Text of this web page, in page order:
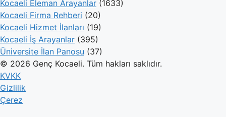
Kocaeli Eleman Arayanlar (1633)
Kocaeli Firma Rehberi (20)
Kocaeli Hizmet İlanları (19)
Kocaeli İş Arayanlar (395)
Üniversite İlan Panosu (37)
© 2026 Genç Kocaeli. Tüm hakları saklıdır.
KVKK
Gizlilik
Çerez